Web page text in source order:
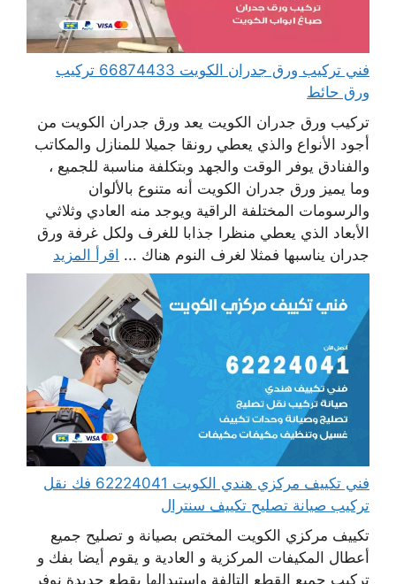
فني تركيب ورق جدران الكويت 66874433 تركيب
ورق حائط
تركيب ورق جدران الكويت يعد ورق جدران الكويت من
أجود الأنواع والذي يعطي رونقا جميلا للمنازل والمكاتب
والفنادق يوفر الوقت والجهد وبتكلفة مناسبة للجميع ،
وما يميز ورق جدران الكويت أنه متنوع بالألوان
والرسومات المختلفة الراقية ويوجد منه العادي وثلاثي
الأبعاد الذي يعطي منظرا جذابا للغرف ولكل غرفة ورق
جدران يناسبها فمثلا لغرف النوم هناك ... اقرأ المزيد
فني تكييف مركزي هندي الكويت 62224041 فك نقل
تركيب صيانة تصليح تكييف سنترال
تكييف مركزي الكويت المختص بصيانة و تصليح جميع
أعطال المكيفات المركزية و العادية و يقوم أيضا بفك و
تركيب جميع القطع التالفة واستبدالها بقطع جديدة نوفر